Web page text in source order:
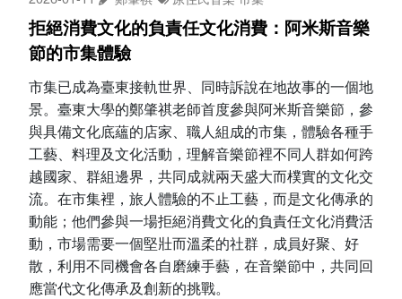
拒絕消費文化的負責任文化消費：阿米斯音樂
節的市集體驗
市集已成為臺東接軌世界、同時訴說在地故事的一個地
景。臺東大學的鄭肇祺老師首度參與阿米斯音樂節，參
與具備文化底蘊的店家、職人組成的市集，體驗各種手
工藝、料理及文化活動，理解音樂節裡不同人群如何跨
越國家、群組邊界，共同成就兩天盛大而樸實的文化交
流。在市集裡，旅人體驗的不止工藝，而是文化傳承的
動能；他們參與一場拒絕消費文化的負責任文化消費活
動，市場需要一個堅壯而溫柔的社群，成員好聚、好
散，利用不同機會各自磨練手藝，在音樂節中，共同回
應當代文化傳承及創新的挑戰。